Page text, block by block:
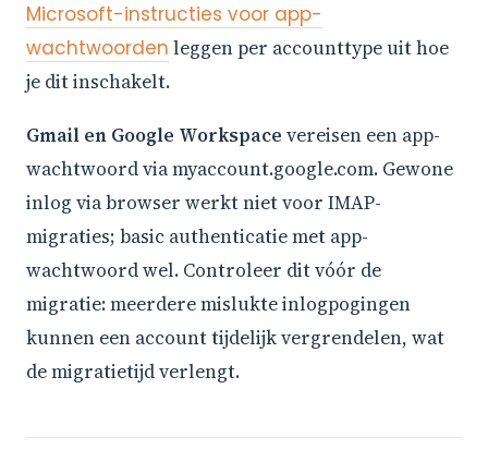
Microsoft-instructies voor app-
wachtwoorden leggen per accounttype uit hoe
je dit inschakelt.
Gmail en Google Workspace vereisen een app-
wachtwoord via myaccount.google.com. Gewone
inlog via browser werkt niet voor IMAP-
migraties; basic authenticatie met app-
wachtwoord wel. Controleer dit vóór de
migratie: meerdere mislukte inlogpogingen
kunnen een account tijdelijk vergrendelen, wat
de migratietijd verlengt.